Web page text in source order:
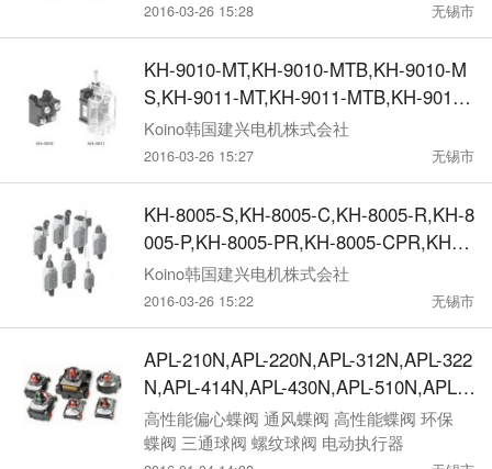
2016-03-26 15:28 无锡市
KH-9010-MT,KH-9010-MTB,KH-9010-M
S,KH-9011-MT,KH-9011-MTB,KH-9011-
MS,Koino限位开关
Koino韩国建兴电机株式会社
2016-03-26 15:27 无锡市
KH-8005-S,KH-8005-C,KH-8005-R,KH-8
005-P,KH-8005-PR,KH-8005-CPR,KH-8
005-SR,Koino限位开关
Koino韩国建兴电机株式会社
2016-03-26 15:22 无锡市
APL-210N,APL-220N,APL-312N,APL-322
N,APL-414N,APL-430N,APL-510N,APL-5
30N,限位开关
高性能偏心蝶阀 通风蝶阀 高性能蝶阀 环保
蝶阀 三通球阀 螺纹球阀 电动执行器